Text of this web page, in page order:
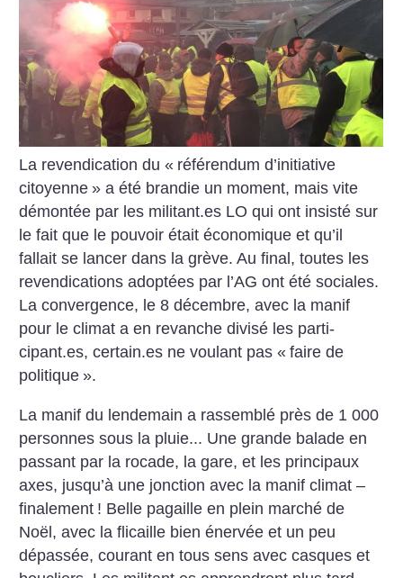
La revendication du « référendum d’initiative
citoyenne » a été brandie un moment, mais vite
démontée par les militant.es LO qui ont insisté sur
le fait que le pouvoir était économique et qu’il
fallait se lancer dans la grève. Au final, toutes les
revendications adoptées par l’AG ont été sociales.
La convergence, le 8 décembre, avec la manif
pour le climat a en revanche divisé les parti­
cipant.es, certain.es ne voulant pas « faire de
politique ».
La manif du lendemain a rassemblé près de 1 000
personnes sous la pluie... Une grande balade en
passant par la rocade, la gare, et les principaux
axes, jusqu’à une jonction avec la manif ­climat –
finalement ! Belle pagaille en plein marché de
Noël, avec la flicaille bien énervée et un peu
dépassée, courant en tous sens avec casques et